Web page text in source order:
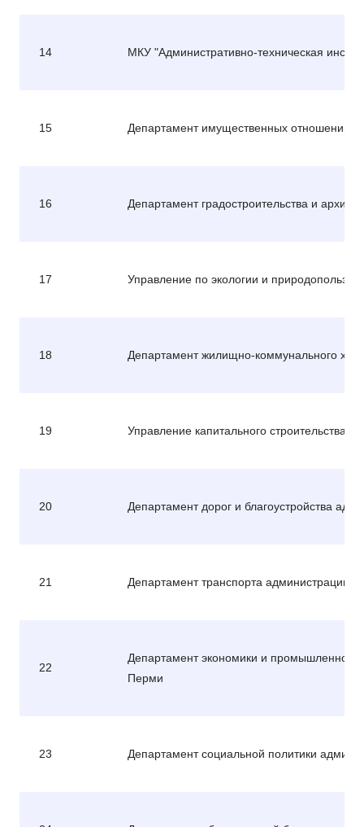
14 МКУ "Административно-техническая
15 Департамент имущественных отношений
16 Департамент градостроительства и
17 Управление по экологии и
18 Департамент жилищно-коммунального
19 Управление капитального строительства
20 Департамент дорог и благоустройства
21 Департамент транспорта администрации
22
Департамент экономики и промышленной
Перми
23 Департамент социальной политики